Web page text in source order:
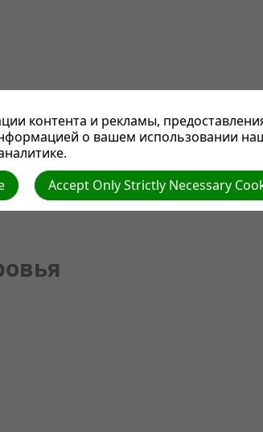
контента и рекламы,
о вашем использовании
Accept Only Strictly Necessary